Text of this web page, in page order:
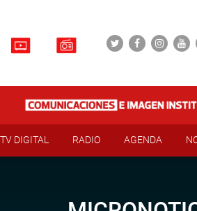
TV DIGITAL RADIO AGENDA